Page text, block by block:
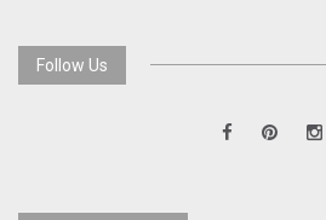
Follow Us